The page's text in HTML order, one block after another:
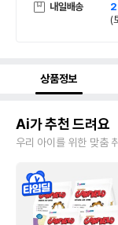
내일배송
(
상품정보
Ai가 추천 드려요
우리 아이를 위한 맞춤